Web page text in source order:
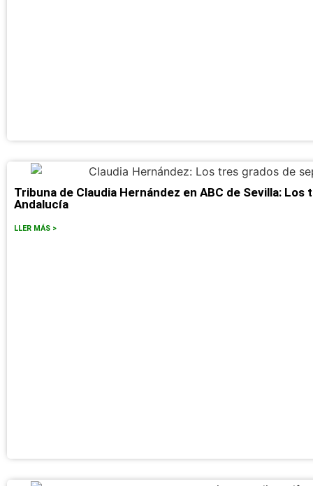
Tribuna de Claudia Hernández en ABC de Sevilla:
Andalucía
LLER MÁS >